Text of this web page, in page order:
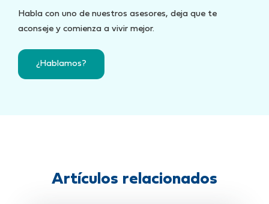
Habla con uno de nuestros asesores, deja que te
aconseje y comienza a vivir mejor.
¿Hablamos?
Artículos relacionados